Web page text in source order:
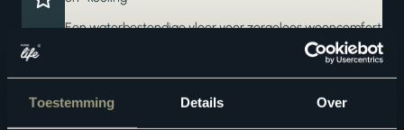
Toestemming Details Over
Een waterbestendige vloer voor zorgeloos wooncomfort